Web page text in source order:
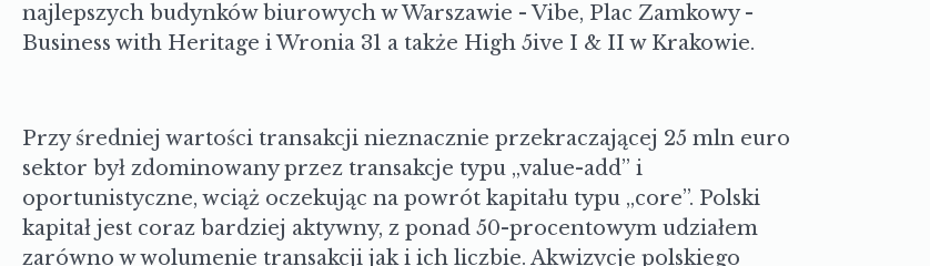
najlepszych budynków biurowych w Warszawie - Vibe, Plac Zamkowy -
Business with Heritage i Wronia 31 a także High 5ive I & II w Krakowie.
Przy średniej wartości transakcji nieznacznie przekraczającej 25 mln euro
sektor był zdominowany przez transakcje typu „value-add” i
oportunistyczne, wciąż oczekując na powrót kapitału typu „core”. Polski
kapitał jest coraz bardziej aktywny, z ponad 50-procentowym udziałem
zarówno w wolumenie transakcji jak i ich liczbie. Akwizycje polskiego